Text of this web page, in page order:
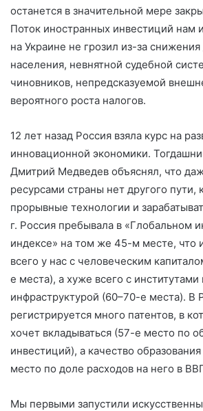
останется в значительной мере
Поток иностранных инвестиций нам
на Украине не грозил из-за
населения, невнятной судебной
чиновников, непредсказуемой
вероятного роста налогов.
12 лет назад Россия взяла курс на
инновационной экономики.
Дмитрий Медведев объяснял, что
ресурсами страны нет другого пути,
прорывные технологии и
г. Россия пребывала в «Глобальном
индексе» на том же 45-м месте, что
всего у нас с человеческим
е места), а хуже всего с институтами
инфраструктурой (60–70-е места). В
регистрируется много патентов, в
хочет вкладываться (57-е место по
инвестиций), а качество
место по доле расходов на него в
Мы первыми запустили